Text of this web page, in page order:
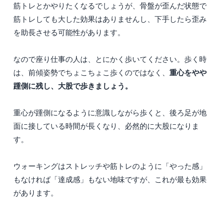
筋トレとかやりたくなるでしょうが、骨盤が歪んだ状態で
筋トレしても大した効果はありませんし、下手したら歪み
を助長させる可能性があります。
なので座り仕事の人は、とにかく歩いてください。歩く時
は、前傾姿勢でちょこちょこ歩くのではなく、 重心をやや
踵側に残し、大股で歩きましょう。
重心が踵側になるように意識しながら歩くと、後ろ足が地
面に接している時間が長くなり、必然的に大股になりま
す。
ウォーキングはストレッチや筋トレのように「やった感」
もなければ「達成感」もない地味ですが、これが最も効果
があります。